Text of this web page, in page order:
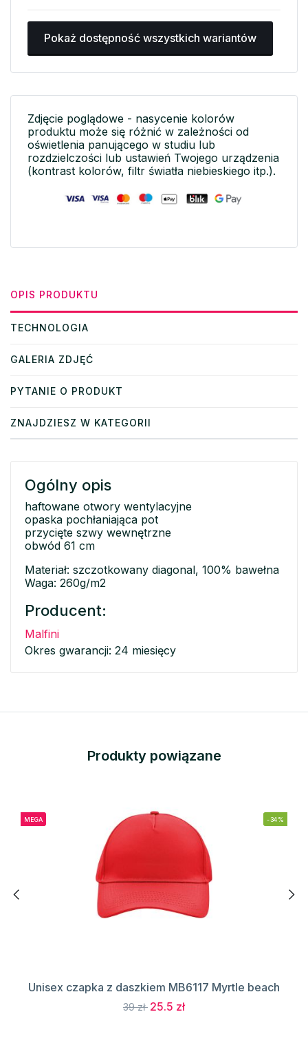
Pokaż dostępność wszystkich wariantów
Zdjęcie poglądowe - nasycenie kolorów
produktu może się różnić w zależności od
oświetlenia panującego w studiu lub
rozdzielczości lub ustawień Twojego urządzenia
(kontrast kolorów, filtr światła niebieskiego itp.).
OPIS PRODUKTU
TECHNOLOGIA
GALERIA ZDJĘĆ
PYTANIE O PRODUKT
ZNAJDZIESZ W KATEGORII
Ogólny opis
haftowane otwory wentylacyjne
opaska pochłaniająca pot
przycięte szwy wewnętrzne
obwód 61 cm
Materiał: szczotkowany diagonal, 100% bawełna
Waga: 260g/m2
Producent:
Malfini
Okres gwarancji: 24 miesięcy
Produkty powiązane
MEGA -34%
Unisex czapka z daszkiem MB6117 Myrtle beach
39 zł 25.5 zł